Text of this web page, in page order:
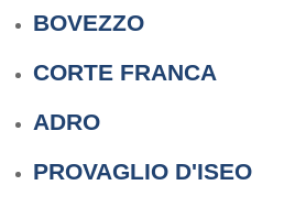
BOVEZZO
CORTE FRANCA
ADRO
PROVAGLIO D'ISEO